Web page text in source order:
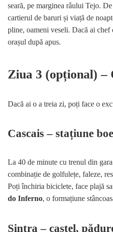
seară, pe marginea râului Tejo.
cartierul de baruri și viață de
pline, oameni veseli. Dacă ai chef
orașul după apus.
Ziua 3 (opțional) –
Dacă ai o a treia zi, poți face o
Cascais – stațiune
La 40 de minute cu trenul din
combinație de golfulețe, faleze,
Poți închiria biciclete, face plajă
do Inferno, o formațiune
Sintra – castel,